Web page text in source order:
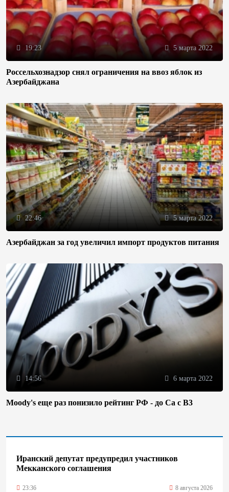
19:23 5 марта 2022
Россельхознадзор снял ограничения на ввоз яблок из
Азербайджана
22:46 5 марта 2022
Азербайджан за год увеличил импорт продуктов питания
14:56 6 марта 2022
Moody's еще раз понизило рейтинг РФ - до Ca с B3
Иранский депутат предупредил участников
Мекканского соглашения
23:36 8 августа 2026